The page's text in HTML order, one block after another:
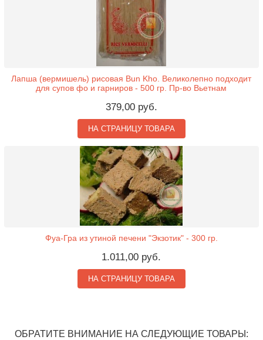
Лапша (вермишель) рисовая Bun Kho. Великолепно подходит
для супов фо и гарниров - 500 гр. Пр-во Вьетнам
379,00 руб.
НА СТРАНИЦУ ТОВАРА
Фуа-Гра из утиной печени "Экзотик" - 300 гр.
1.011,00 руб.
НА СТРАНИЦУ ТОВАРА
ОБРАТИТЕ ВНИМАНИЕ НА СЛЕДУЮЩИЕ ТОВАРЫ: